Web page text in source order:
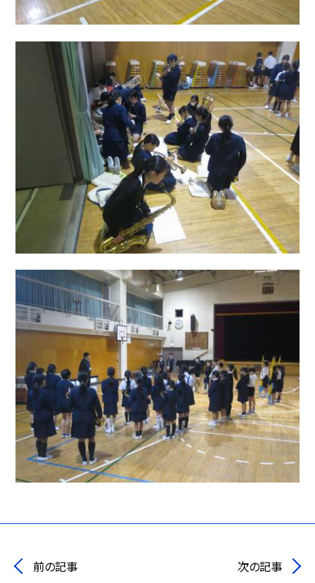
前の記事 次の記事